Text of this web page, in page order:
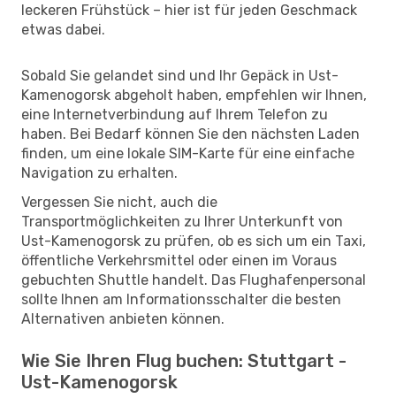
leckeren Frühstück – hier ist für jeden Geschmack
etwas dabei.
Sobald Sie gelandet sind und Ihr Gepäck in Ust-
Kamenogorsk abgeholt haben, empfehlen wir Ihnen,
eine Internetverbindung auf Ihrem Telefon zu
haben. Bei Bedarf können Sie den nächsten Laden
finden, um eine lokale SIM-Karte für eine einfache
Navigation zu erhalten.
Vergessen Sie nicht, auch die
Transportmöglichkeiten zu Ihrer Unterkunft von
Ust-Kamenogorsk zu prüfen, ob es sich um ein Taxi,
öffentliche Verkehrsmittel oder einen im Voraus
gebuchten Shuttle handelt. Das Flughafenpersonal
sollte Ihnen am Informationsschalter die besten
Alternativen anbieten können.
Wie Sie Ihren Flug buchen: Stuttgart -
Ust-Kamenogorsk